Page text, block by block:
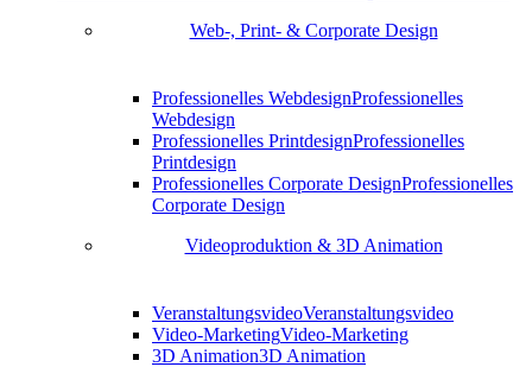
Web-, Print- & Corporate Design
Professionelles WebdesignProfessionelles
Webdesign
Professionelles PrintdesignProfessionelles
Printdesign
Professionelles Corporate DesignProfessionelles
Corporate Design
Videoproduktion & 3D Animation
VeranstaltungsvideoVeranstaltungsvideo
Video-MarketingVideo-Marketing
3D Animation3D Animation